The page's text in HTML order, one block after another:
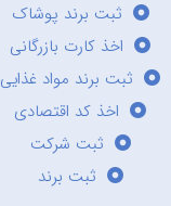
ثبت برند پوشاک
اخذ کارت بازرگانی
ثبت برند مواد غذایی
اخذ کد اقتصادی
ثبت شرکت
ثبت برند